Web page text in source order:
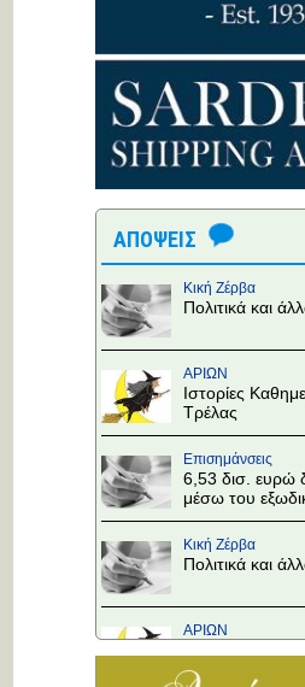
ΑΠΟΨΕΙΣ
Κική Ζέρβα
Πολιτικά και
ΑΡΙΩΝ
Ιστορίες
Τρέλας
Επισημάνσεις
6,53 δισ. ευρώ
μέσω του
Κική Ζέρβα
Πολιτικά και
ΑΡΙΩΝ
Τρέλας